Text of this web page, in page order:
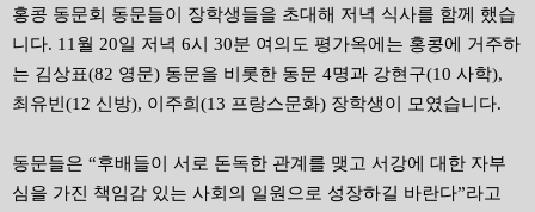
홍콩 동문회 동문들이 장학생들을 초대해 저녁 식사를 함께 했습
니다. 11월 20일 저녁 6시 30분 여의도 평가옥에는 홍콩에 거주하
는 김상표(82 영문) 동문을 비롯한 동문 4명과 강현구(10 사학),
최유빈(12 신방), 이주희(13 프랑스문화) 장학생이 모였습니다.
동문들은 “후배들이 서로 돈독한 관계를 맺고 서강에 대한 자부
심을 가진 책임감 있는 사회의 일원으로 성장하길 바란다”라고